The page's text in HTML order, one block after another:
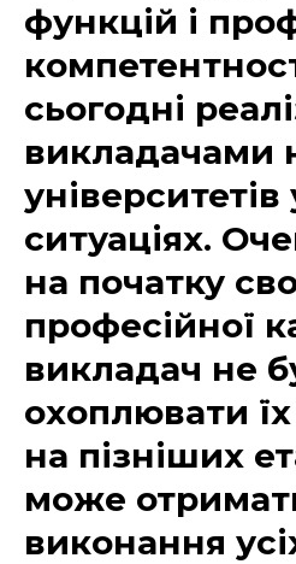
функцій і
сьогодні
викладачами
університетів
ситуаціях.
на початку
професійної
викладач не
охоплювати їх
на пізніших
може
виконання